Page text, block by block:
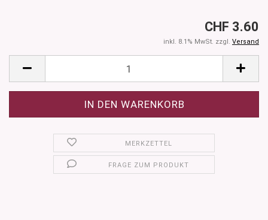
CHF 3.60
inkl. 8.1% MwSt. zzgl. Versand
MERKZETTEL
FRAGE ZUM PRODUKT